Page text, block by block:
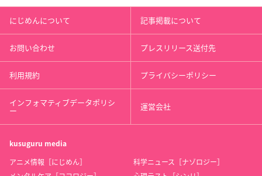
にじめんについて 記事掲載について
お問い合わせ プレスリリース送付先
利用規約 プライバシーポリシー
インフォマティブデータポリシ
ー 運営会社
kusuguru media
アニメ情報［にじめん］
科学ニュース［ナゾロジー］